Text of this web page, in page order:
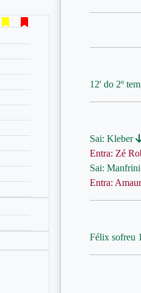
12' do 2º
Sai: Kleber
Entra: Zé
Sai: Manfrini
Entra:
Félix sofreu